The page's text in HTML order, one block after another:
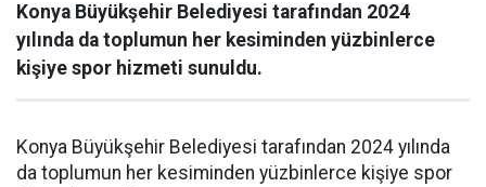
Konya Büyükşehir Belediyesi tarafından 2024
yılında da toplumun her kesiminden yüzbinlerce
kişiye spor hizmeti sunuldu.
Konya Büyükşehir Belediyesi tarafından 2024 yılında
da toplumun her kesiminden yüzbinlerce kişiye spor